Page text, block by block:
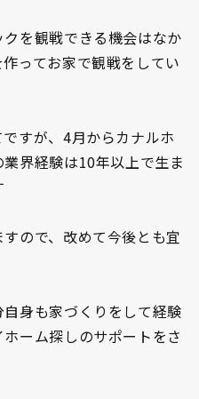
を観戦できる機会はなか
ってお家で観戦をしてい
すが、4月からカナルホ
界経験は10年以上で生ま
ので、改めて今後とも宜
身も家づくりをして経験
ーム探しのサポートをさ